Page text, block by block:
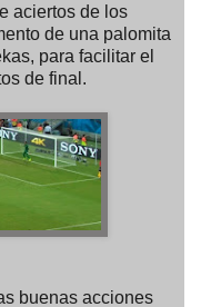
aciertos de los
de una palomita
para facilitar el
de final.
buenas acciones